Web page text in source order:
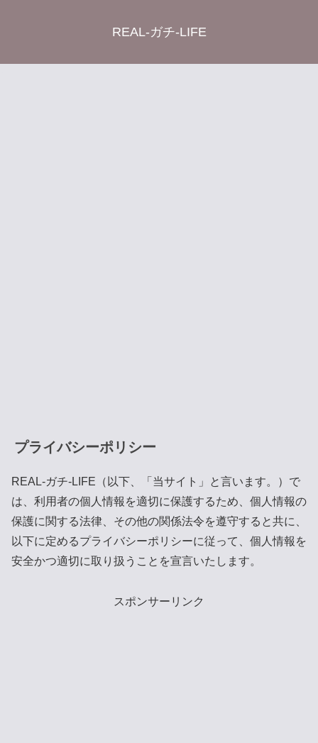
REAL-ガチ-LIFE
プライバシーポリシー
REAL-ガチ-LIFE（以下、「当サイト」と言います。）で
は、利用者の個人情報を適切に保護するため、個人情報の
保護に関する法律、その他の関係法令を遵守すると共に、
以下に定めるプライバシーポリシーに従って、個人情報を
安全かつ適切に取り扱うことを宣言いたします。
スポンサーリンク